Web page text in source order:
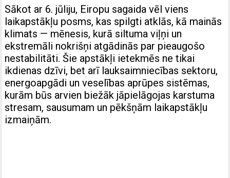
Sākot ar 6. jūliju, Eiropu sagaida vēl viens
laikapstākļu posms, kas spilgti atklās, kā mainās
klimats — mēnesis, kurā siltuma viļņi un
ekstremāli nokrišņi atgādinās par pieaugošo
nestabilitāti. Šie apstākļi ietekmēs ne tikai
ikdienas dzīvi, bet arī lauksaimniecības sektoru,
energoapgādi un veselības aprūpes sistēmas,
kurām būs arvien biežāk jāpielāgojas karstuma
stresam, sausumam un pēkšņām laikapstākļu
izmaiņām.